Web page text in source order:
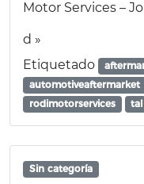
Motor Services –
d »
Etiquetado
automotiveaftermarket
rodimotorservices
Sin categoría